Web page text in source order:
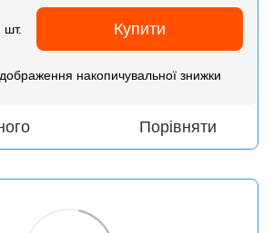
шт. Купити
накопичувальної знижки
Порівняти